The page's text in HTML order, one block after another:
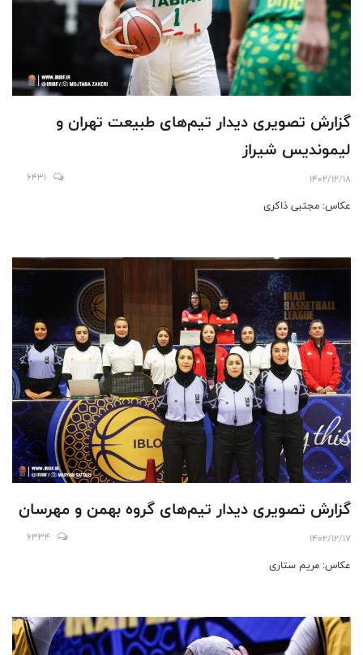
گزارش تصویری دیدار تیم‌های طبیعت تهران و
لیموندیس شیراز
1402/12/18
6431
عکاس: مجتبی ذاکری
گزارش تصویری دیدار تیم‌های گروه بهمن و مهرسان
1402/12/17
6334
عکاس: مریم ستاری